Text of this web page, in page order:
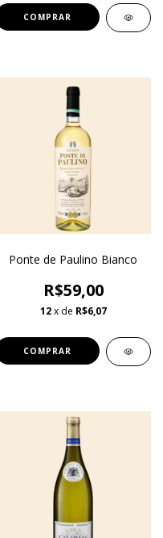
Ponte de Paulino Bianco
R$59,00
12 x de R$6,07